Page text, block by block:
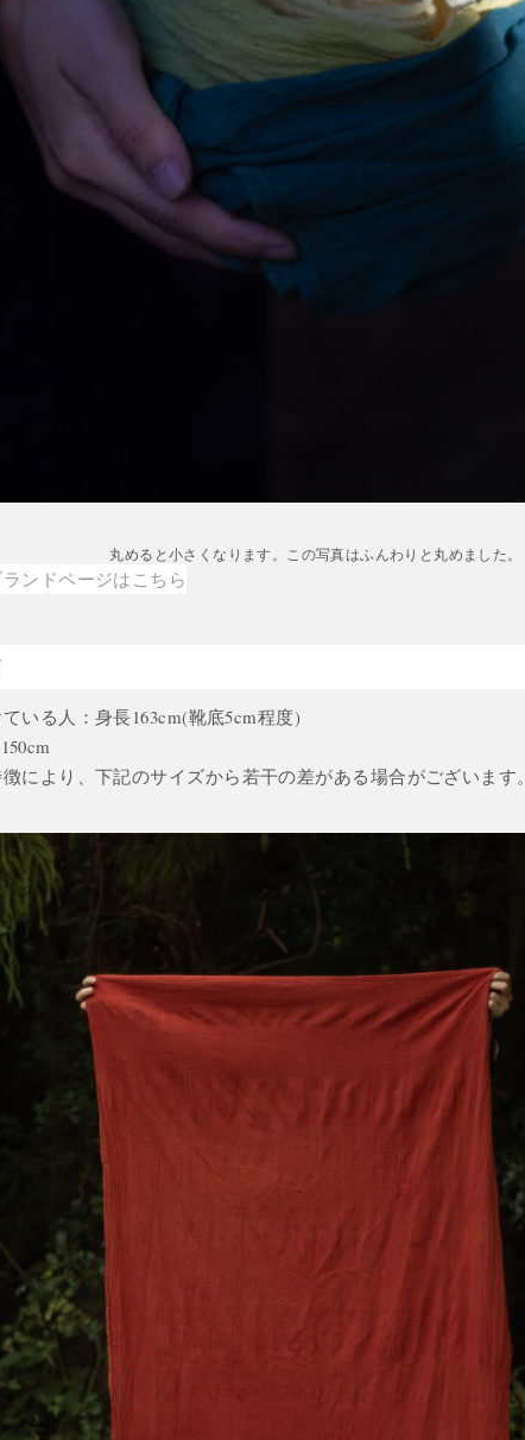
丸めると小さくなります。この写真はふんわりと丸めました。
ンドページはこちら
いる人：身長163cm(靴底5cm程度)
により、下記のサイズから若干の差がある場合がございます。